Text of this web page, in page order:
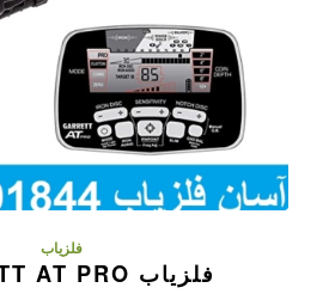
فلزیاب
فلزیاب GARRETT AT PRO